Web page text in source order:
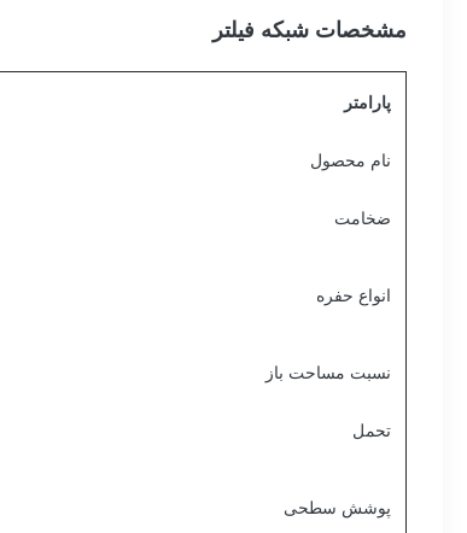
مشخصات شبکه فیلتر
پارامتر
نام محصول
ضخامت
انواع حفره
نسبت مساحت باز
تحمل
پوشش سطحی